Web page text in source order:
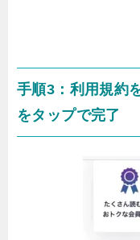
手順3：利用規約
をタップで完了